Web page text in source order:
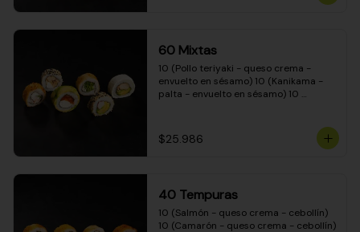
(Pimentón - queso crema - cebollín -
envuelto en masa tempura)
60 Mixtas
10 (Pollo teriyaki - queso crema -
envuelto en sésamo) 10 (Kanikama -
palta - envuelto en sésamo) 10
envuelto en queso crema) 10
(Camarón - queso crema - cebollín -
$25.986
40 Tempuras
10 (Salmón - queso crema - cebollín)
10 (Camarón - queso crema - cebollín)